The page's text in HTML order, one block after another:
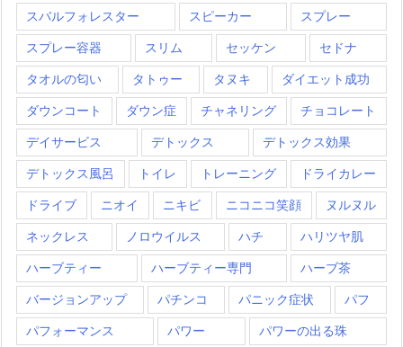
スバルフォレスター スピーカー スプレー
スプレー容器 スリム セッケン セドナ
タオルの匂い タトゥー タヌキ ダイエット成功
ダウンコート ダウン症 チャネリング チョコレート
デイサービス デトックス デトックス効果
デトックス風呂 トイレ トレーニング ドライカレー
ドライブ ニオイ ニキビ ニコニコ笑顔 ヌルヌル
ネックレス ノロウイルス ハチ ハリツヤ肌
ハーブティー ハーブティー専門 ハーブ茶
バージョンアップ パチンコ パニック症状 パフ
パフォーマンス パワー パワーの出る珠